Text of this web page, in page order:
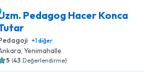
Pedagog Hacer Konca
+1diğer
, Yenimahalle
5 (43 Değerlendirme)